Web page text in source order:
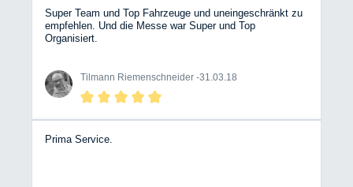
Super Team und Top Fahrzeuge und uneingeschränkt zu
empfehlen. Und die Messe war Super und Top
Organisiert.
Tilmann Riemenschneider -31.03.18
Prima Service.